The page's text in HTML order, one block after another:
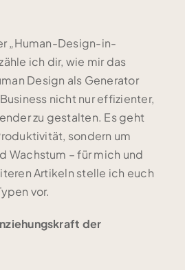
„Human-Design-in-
ich dir, wie mir das
Design als Generator
nicht nur effizienter,
zu gestalten. Es geht
sondern um
Wachstum – für mich und
Artikeln stelle ich euch
vor.
der